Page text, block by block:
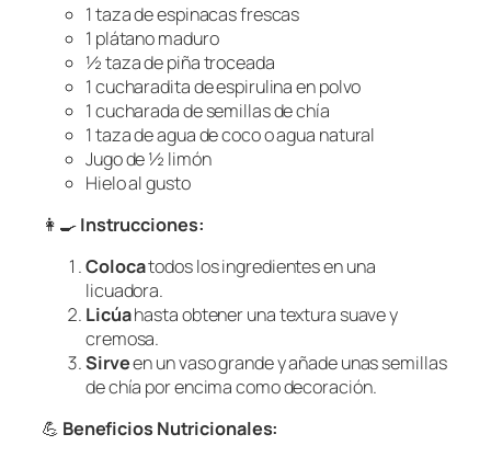
1 taza de espinacas frescas
1 plátano maduro
½ taza de piña troceada
1 cucharadita de espirulina en polvo
1 cucharada de semillas de chía
1 taza de agua de coco o agua natural
Jugo de ½ limón
Hielo al gusto
👩‍🍳Instrucciones:
Colocatodos los ingredientes en una
licuadora.
Licúahasta obtener una textura suave y
cremosa.
Sirveen un vaso grande y añade unas semillas
de chía por encima como decoración.
💪 Beneficios Nutricionales: